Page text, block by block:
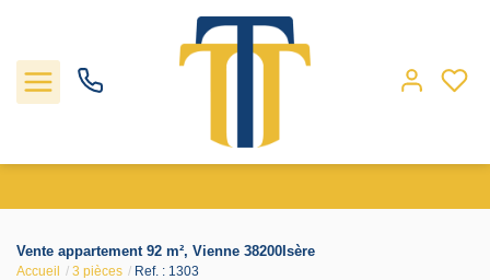
Vente appartement 92 m², Vienne 38200Isère
Accueil 3 pièces Ref. : 1303